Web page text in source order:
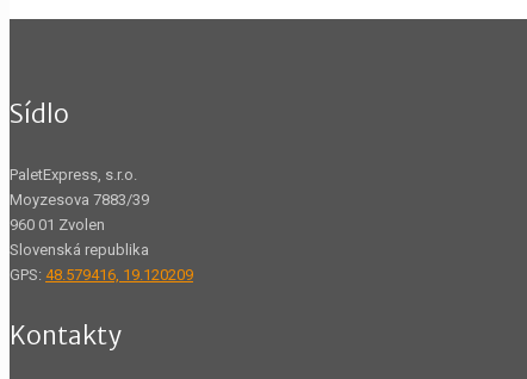
Sídlo
PaletExpress, s.r.o.
Moyzesova 7883/39
960 01 Zvolen
Slovenská republika
GPS: 48.579416, 19.120209
Kontakty